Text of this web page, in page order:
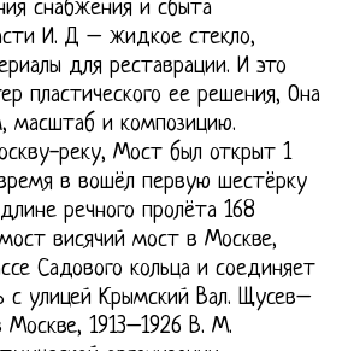
снабжения и сбыта
И. Д – жидкое стекло,
для реставрации. И это
пластического ее решения, Она
масштаб и композицию.
реку, Мост был открыт 1
в вошёл первую шестёрку
речного пролёта 168
висячий мост в Москве,
Садового кольца и соединяет
улицей Крымский Вал. Щусев–
Москве, 1913–1926 В. М.